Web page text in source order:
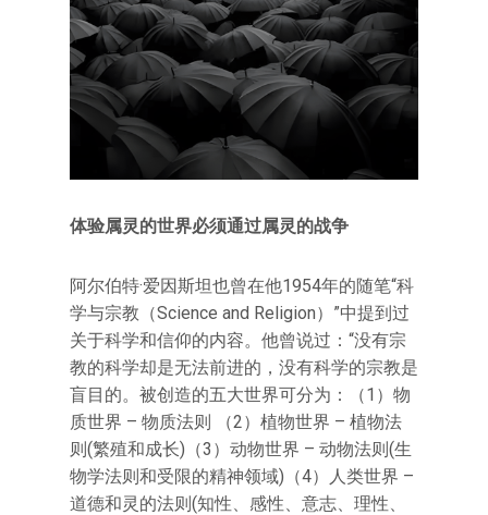
体验属灵的世界必须通过属灵的战争
阿尔伯特·爱因斯坦也曾在他1954年的随笔“科
学与宗教（Science and Religion）”中提到过
关于科学和信仰的内容。他曾说过：“没有宗
教的科学却是无法前进的，没有科学的宗教是
盲目的。被创造的五大世界可分为：（1）物
质世界 – 物质法则 （2）植物世界 – 植物法
则(繁殖和成长)（3）动物世界 – 动物法则(生
物学法则和受限的精神领域)（4）人类世界 –
道德和灵的法则(知性、感性、意志、理性、